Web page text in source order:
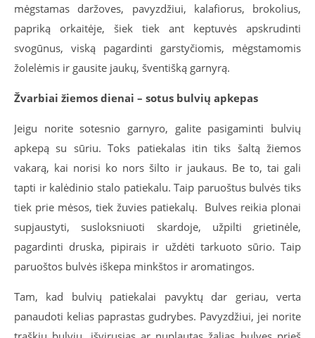
mėgstamas daržoves, pavyzdžiui, kalafiorus, brokolius,
papriką orkaitėje, šiek tiek ant keptuvės apskrudinti
svogūnus, viską pagardinti garstyčiomis, mėgstamomis
žolelėmis ir gausite jaukų, šventišką garnyrą.
Žvarbiai žiemos dienai – sotus bulvių apkepas
Jeigu norite sotesnio garnyro, galite pasigaminti bulvių
apkepą su sūriu. Toks patiekalas itin tiks šaltą žiemos
vakarą, kai norisi ko nors šilto ir jaukaus. Be to, tai gali
tapti ir kalėdinio stalo patiekalu. Taip paruoštus bulvės tiks
tiek prie mėsos, tiek žuvies patiekalų. Bulves reikia plonai
supjaustyti, susloksniuoti skardoje, užpilti grietinėle,
pagardinti druska, pipirais ir uždėti tarkuoto sūrio. Taip
paruoštos bulvės iškepa minkštos ir aromatingos.
Tam, kad bulvių patiekalai pavyktų dar geriau, verta
panaudoti kelias paprastas gudrybes. Pavyzdžiui, jei norite